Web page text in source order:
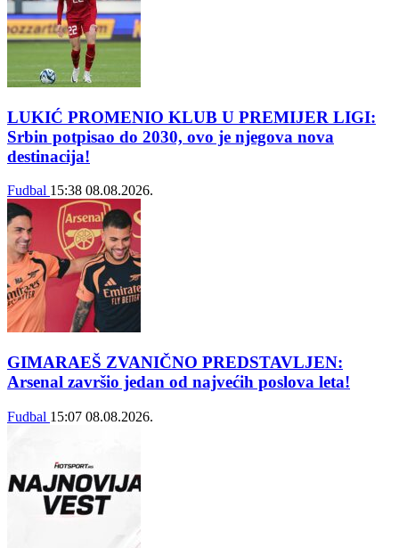
LUKIĆ PROMENIO KLUB U PREMIJER LIGI:
Srbin potpisao do 2030, ovo je njegova nova
destinacija!
Fudbal 15:38 08.08.2026.
GIMARAEŠ ZVANIČNO PREDSTAVLJEN:
Arsenal završio jedan od najvećih poslova leta!
Fudbal 15:07 08.08.2026.